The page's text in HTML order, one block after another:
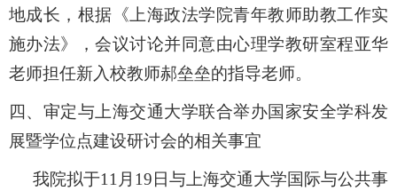
地成长，根据《上海政法学院青年教师助教工作实
施办法》，会议讨论并同意由心理学教研室程亚华
老师担任新入校教师郝垒垒的指导老师。
四、 审定与上海交通大学联合举办国家安全学科发
展暨学位点建设研讨会的相关事宜
我院拟于11月19日与上海交通大学国际与公共事